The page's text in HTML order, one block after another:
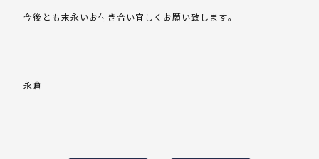
今後とも末永いお付き合い宜しくお願い致します。
永倉